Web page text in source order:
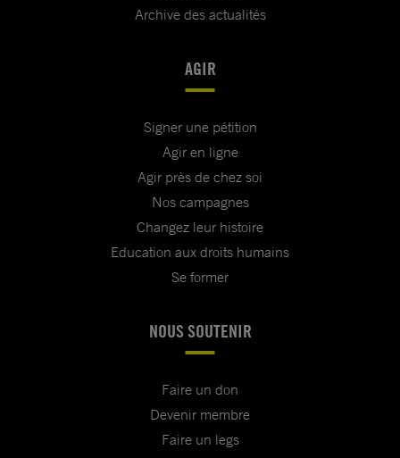
Archive des actualités
AGIR
Signer une pétition
Agir en ligne
Agir près de chez soi
Nos campagnes
Changez leur histoire
Education aux droits humains
Se former
NOUS SOUTENIR
Faire un don
Devenir membre
Faire un legs